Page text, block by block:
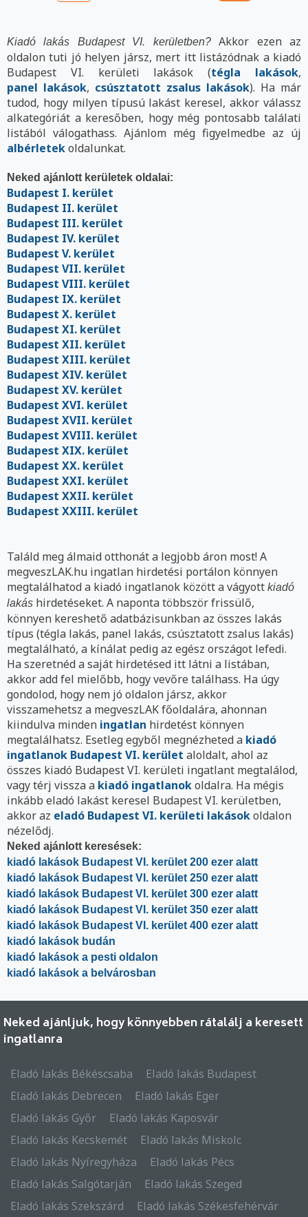
Kiadó lakás Budapest VI. kerületben?Akkor ezen az
oldalon tuti jó helyen jársz, mert itt listázódnak a kiadó
Budapest VI. kerületi lakások (tégla lakások,
panel lakások, csúsztatott zsalus lakások). Ha már
tudod, hogy milyen típusú lakást keresel, akkor válassz
alkategóriát a keresőben, hogy még pontosabb találati
listából válogathass. Ajánlom még figyelmedbe az új
albérletekoldalunkat.
Neked ajánlott kerületek oldalai:
Budapest I. kerület
Budapest II. kerület
Budapest III. kerület
Budapest IV. kerület
Budapest V. kerület
Budapest VII. kerület
Budapest VIII. kerület
Budapest IX. kerület
Budapest X. kerület
Budapest XI. kerület
Budapest XII. kerület
Budapest XIII. kerület
Budapest XIV. kerület
Budapest XV. kerület
Budapest XVI. kerület
Budapest XVII. kerület
Budapest XVIII. kerület
Budapest XIX. kerület
Budapest XX. kerület
Budapest XXI. kerület
Budapest XXII. kerület
Budapest XXIII. kerület
Találd meg álmaid otthonát a legjobb áron most! A
megveszLAK.hu ingatlan hirdetési portálon könnyen
megtalálhatod a kiadó ingatlanok között a vágyott kiadó
lakás hirdetéseket. A naponta többször frissülő,
könnyen kereshető adatbázisunkban az összes lakás
típus (tégla lakás, panel lakás, csúsztatott zsalus lakás)
megtalálható, a kínálat pedig az egész országot lefedi.
Ha szeretnéd a saját hirdetésed itt látni a listában,
akkor add fel mielőbb, hogy vevőre találhass. Ha úgy
gondolod, hogy nem jó oldalon jársz, akkor
visszamehetsz a megveszLAK főoldalára, ahonnan
kiindulva minden ingatlan hirdetést könnyen
megtalálhatsz. Esetleg egyből megnézheted a kiadó
ingatlanok Budapest VI. kerület aloldalt, ahol az
összes kiadó Budapest VI. kerületi ingatlant megtalálod,
vagy térj vissza a kiadó ingatlanokoldalra. Ha mégis
inkább eladó lakást keresel Budapest VI. kerületben,
akkor az eladó Budapest VI. kerületi lakásokoldalon
nézelődj.
Neked ajánlott keresések:
kiadó lakások Budapest VI. kerület 200 ezer alatt
kiadó lakások Budapest VI. kerület 250 ezer alatt
kiadó lakások Budapest VI. kerület 300 ezer alatt
kiadó lakások Budapest VI. kerület 350 ezer alatt
kiadó lakások Budapest VI. kerület 400 ezer alatt
kiadó lakások budán
kiadó lakások a pesti oldalon
kiadó lakások a belvárosban
Neked ajánljuk, hogy könnyebben rátalálj a keresett
ingatlanra
Eladó lakás Békéscsaba
Eladó lakás Budapest
Eladó lakás Debrecen
Eladó lakás Eger
Eladó lakás Győr
Eladó lakás Kaposvár
Eladó lakás Kecskemét
Eladó lakás Miskolc
Eladó lakás Nyíregyháza
Eladó lakás Pécs
Eladó lakás Salgótarján
Eladó lakás Szeged
Eladó lakás Szekszárd
Eladó lakás Székesfehérvár